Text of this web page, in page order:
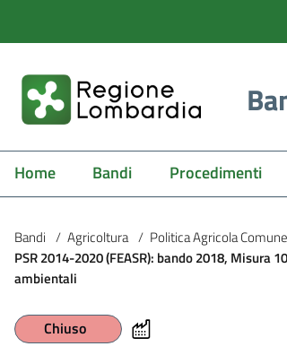
Home Bandi Procedimenti
Bandi / Agricoltura / Politica Agricola
PSR 2014-2020 (FEASR): bando 2018,
ambientali
Chiuso